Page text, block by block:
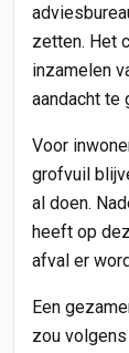
zetten. Het
inzamelen
aandacht te
Voor
grofvuil
al doen.
heeft op
afval er
Een
zou